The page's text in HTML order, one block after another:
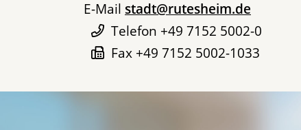
E-Mail stadt@rutesheim.de
Telefon +49 7152 5002-0
Fax +49 7152 5002-1033